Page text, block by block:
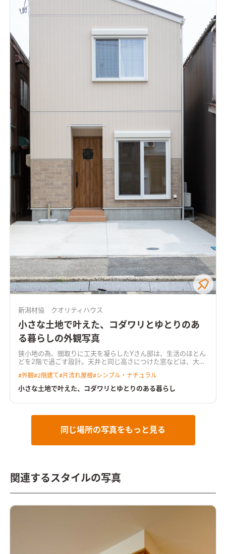
新潟材協 クオリティハウス
小さな土地で叶えた、コダワリとゆとりのあ
る暮らしの外観写真
狭小地の為、間取りに工夫を凝らしたYさん邸は、生活のほとん
どを2階で過ごす設計。天井と同じ高さにつけた窓などは、大き
にしました。全体を白でまとめた空間に、木の質感や淡い色合
いがアクセントとなり、北欧ナチュラルなやさしい雰囲気をつく
#外観#2階建て #片流れ屋根#シンプル・ナチュラル
小さな土地で叶えた、コダワリとゆとりのある暮らし
同じ場所の写真をもっと見る
関連するスタイルの写真